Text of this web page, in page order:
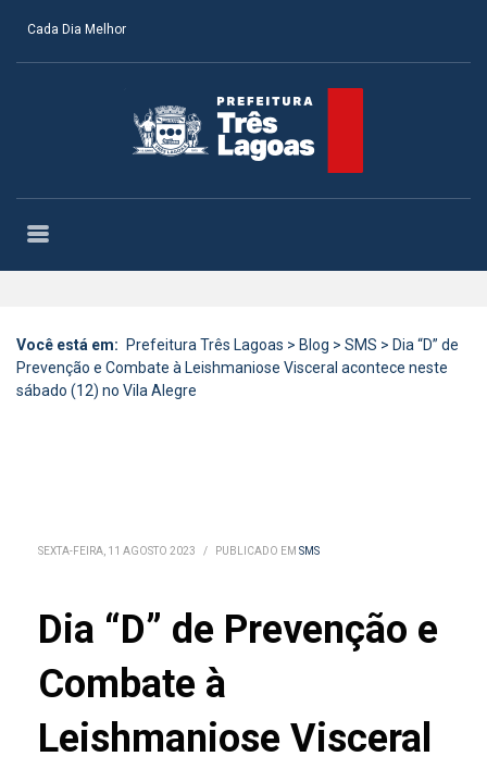
Cada Dia Melhor
Você está em: Prefeitura Três Lagoas > Blog > SMS > Dia “D” de
Prevenção e Combate à Leishmaniose Visceral acontece neste
sábado (12) no Vila Alegre
SEXTA-FEIRA, 11 AGOSTO 2023 / PUBLICADO EM SMS
Dia “D” de Prevenção e
Combate à
Leishmaniose Visceral